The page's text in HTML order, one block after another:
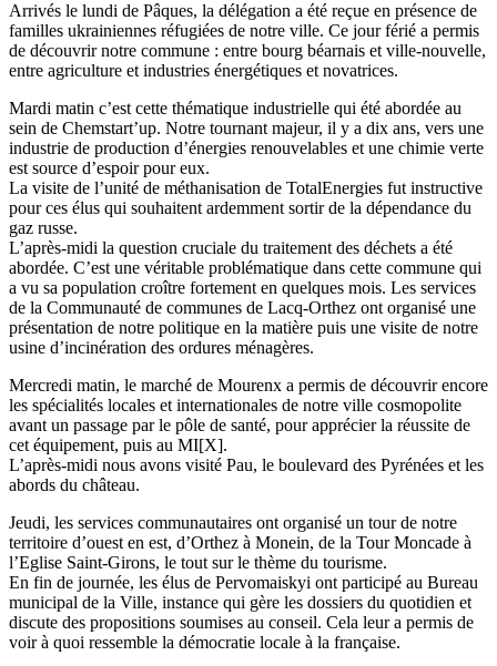
Arrivés le lundi de Pâques, la délégation a été reçue en présence de
familles ukrainiennes réfugiées de notre ville. Ce jour férié a permis
de découvrir notre commune : entre bourg béarnais et ville-nouvelle,
entre agriculture et industries énergétiques et novatrices.
Mardi matin c’est cette thématique industrielle qui été abordée au
sein de Chemstart’up. Notre tournant majeur, il y a dix ans, vers une
industrie de production d’énergies renouvelables et une chimie verte
est source d’espoir pour eux.
La visite de l’unité de méthanisation de TotalEnergies fut instructive
pour ces élus qui souhaitent ardemment sortir de la dépendance du
gaz russe.
L’après-midi la question cruciale du traitement des déchets a été
abordée. C’est une véritable problématique dans cette commune qui
a vu sa population croître fortement en quelques mois. Les services
de la Communauté de communes de Lacq-Orthez ont organisé une
présentation de notre politique en la matière puis une visite de notre
usine d’incinération des ordures ménagères.
Mercredi matin, le marché de Mourenx a permis de découvrir encore
les spécialités locales et internationales de notre ville cosmopolite
avant un passage par le pôle de santé, pour apprécier la réussite de
cet équipement, puis au MI[X].
L’après-midi nous avons visité Pau, le boulevard des Pyrénées et les
abords du château.
Jeudi, les services communautaires ont organisé un tour de notre
territoire d’ouest en est, d’Orthez à Monein, de la Tour Moncade à
l’Eglise Saint-Girons, le tout sur le thème du tourisme.
En fin de journée, les élus de Pervomaiskyi ont participé au Bureau
municipal de la Ville, instance qui gère les dossiers du quotidien et
discute des propositions soumises au conseil. Cela leur a permis de
voir à quoi ressemble la démocratie locale à la française.